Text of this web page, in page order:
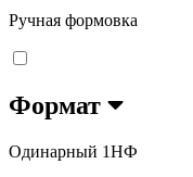
Ручная формовка
Формат
Одинарный 1НФ